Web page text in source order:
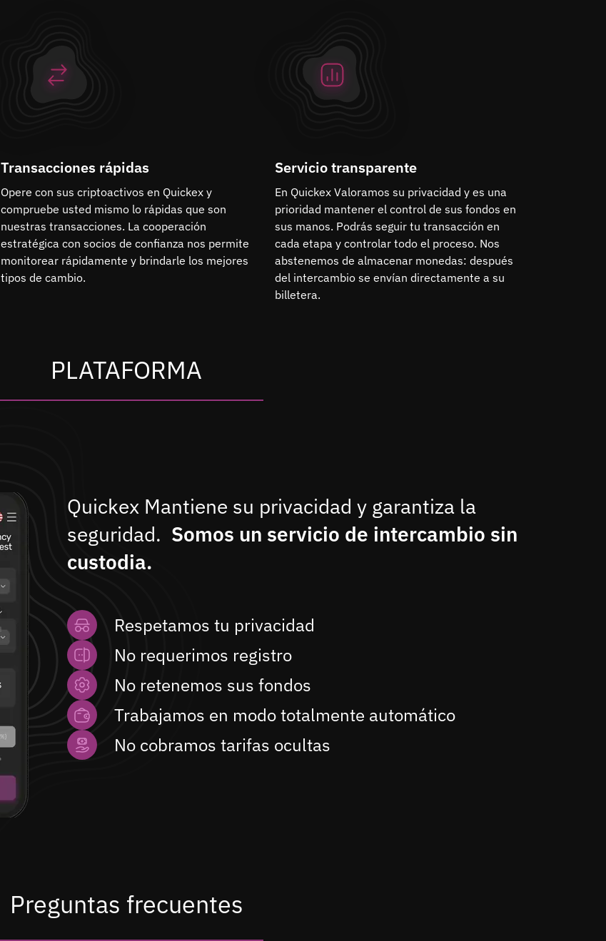
Transacciones rápidas
Opere con sus criptoactivos en Quickex y
compruebe usted mismo lo rápidas que son
nuestras transacciones. La cooperación
estratégica con socios de confianza nos permite
monitorear rápidamente y brindarle los mejores
tipos de cambio.
Servicio transparente
En Quickex Valoramos su privacidad y es una
prioridad mantener el control de sus fondos en
sus manos. Podrás seguir tu transacción en
cada etapa y controlar todo el proceso. Nos
abstenemos de almacenar monedas: después
del intercambio se envían directamente a su
billetera.
PLATAFORMA
Quickex Mantiene su privacidad y garantiza la
seguridad. Somos un servicio de intercambio sin
custodia.
Respetamos tu privacidad
No requerimos registro
No retenemos sus fondos
Trabajamos en modo totalmente automático
No cobramos tarifas ocultas
Preguntas frecuentes